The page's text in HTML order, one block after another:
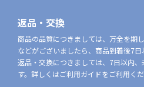
返品・交換
商品の品質につきましては、万全を期
などがございましたら、商品到着後7日
返品・交換につきましては、7日以内
す。詳しくはご利用ガイドをご利用くだ